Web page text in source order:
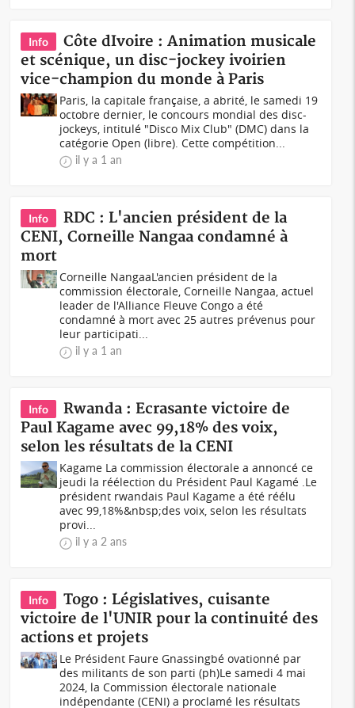
Info
Côte dIvoire : Animation musicale
et scénique, un disc-jockey ivoirien
vice-champion du monde à Paris
Paris, la capitale française, a abrité, le samedi 19
octobre dernier, le concours mondial des disc-
jockeys, intitulé "Disco Mix Club" (DMC) dans la
catégorie Open (libre). Cette compétition...
il y a 1 an
Info
RDC : L'ancien président de la
CENI, Corneille Nangaa condamné à
mort
Corneille NangaaL'ancien président de la
commission électorale, Corneille Nangaa, actuel
leader de l'Alliance Fleuve Congo a été
condamné à mort avec 25 autres prévenus pour
leur participati...
il y a 1 an
Info
Rwanda : Ecrasante victoire de
Paul Kagame avec 99,18% des voix,
selon les résultats de la CENI
Kagame La commission électorale a annoncé ce
jeudi la réélection du Président Paul Kagamé .Le
président rwandais Paul Kagame a été réélu
avec 99,18%&nbsp;des voix, selon les résultats
provi...
il y a 2 ans
Info
Togo : Législatives, cuisante
victoire de l'UNIR pour la continuité des
actions et projets
Le Président Faure Gnassingbé ovationné par
des militants de son parti (ph)Le samedi 4 mai
2024, la Commission électorale nationale
indépendante (CENI) a proclamé les résultats